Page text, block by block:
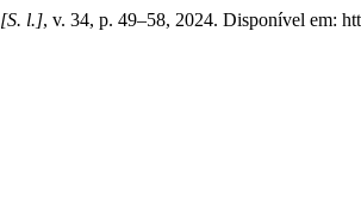
[S. l.], v. 34, p. 49–58, 2024. Disponível em: